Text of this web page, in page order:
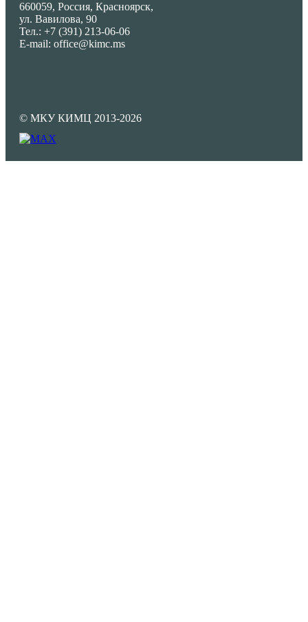
660059, Россия, Красноярск,
ул. Вавилова, 90
Тел.: +7 (391) 213-06-06
E-mail: office@kimc.ms
© МКУ КИМЦ 2013-2026